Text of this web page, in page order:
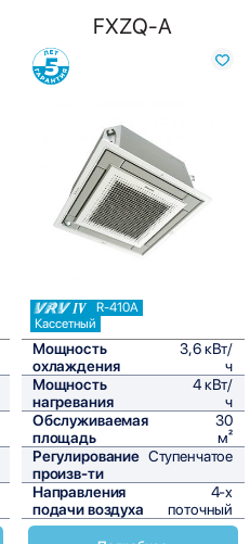
FXZQ-A
Сравнить
R-410A
Кассетный
Мощность
охлаждения
3,6 кВт/
ч
Мощность
нагревания
4 кВт/
ч
Обслуживаемая
площадь
30
м²
Регулирование
произв-ти
Ступенчатое
Направления
подачи воздуха
4-х
поточный